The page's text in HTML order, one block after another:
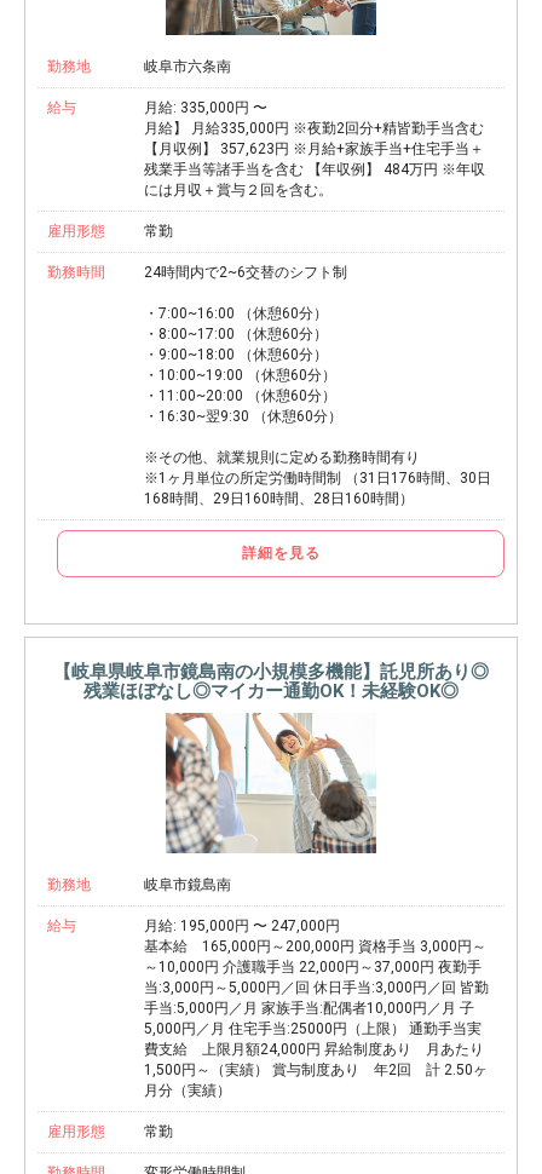
勤務地 岐阜市六条南
給与
月給: 335,000円 〜
月給】 月給335,000円 ※夜勤2回分+精皆勤手当含む
【月収例】 357,623円 ※月給+家族手当+住宅手当＋
残業手当等諸手当を含む 【年収例】 484万円 ※年収
には月収＋賞与２回を含む。
雇用形態 常勤
勤務時間 24時間内で2~6交替のシフト制
・7:00~16:00 （休憩60分）
・8:00~17:00 （休憩60分）
・9:00~18:00 （休憩60分）
・10:00~19:00 （休憩60分）
・11:00~20:00 （休憩60分）
・16:30~翌9:30 （休憩60分）
※その他、就業規則に定める勤務時間有り
※1ヶ月単位の所定労働時間制 （31日176時間、30日
168時間、29日160時間、28日160時間）
詳細を見る
【岐阜県岐阜市鏡島南の小規模多機能】託児所あり◎
残業ほぼなし◎マイカー通勤OK！未経験OK◎
勤務地 岐阜市鏡島南
給与
月給: 195,000円 〜 247,000円
基本給 165,000円～200,000円 資格手当 3,000円～
～10,000円 介護職手当 22,000円～37,000円 夜勤手
当:3,000円～5,000円／回 休日手当:3,000円／回 皆勤
手当:5,000円／月 家族手当:配偶者10,000円／月 子
5,000円／月 住宅手当:25000円（上限） 通勤手当実
費支給 上限月額24,000円 昇給制度あり 月あたり
1,500円～（実績） 賞与制度あり 年2回 計 2.50ヶ
月分（実績）
雇用形態 常勤